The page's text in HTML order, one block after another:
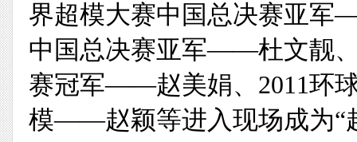
界超模大赛中国总决赛亚军
中国总决赛亚军——杜文靓
赛冠军——赵美娟、2011环
模——赵颖等进入现场成为“